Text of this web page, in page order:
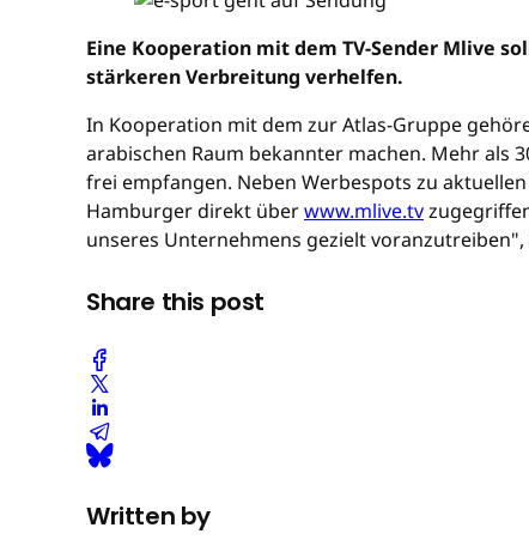
Eine Kooperation mit dem TV-Sender Mlive
stärkeren Verbreitung verhelfen.
In Kooperation mit dem zur Atlas-Gruppe
arabischen Raum bekannter machen. Mehr als
frei empfangen. Neben Werbespots zu
Hamburger direkt überwww.mlive.tv
unseres Unternehmens gezielt
Share this post
Written by